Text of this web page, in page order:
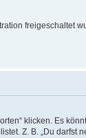
freigeschaltet
klicken. Es
Z. B. „Du darfst